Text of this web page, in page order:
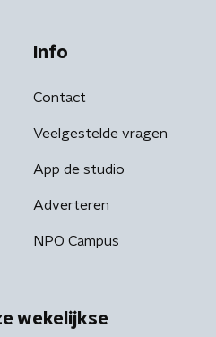
Info
Contact
Veelgestelde vragen
App de studio
Adverteren
NPO Campus
wekelijkse